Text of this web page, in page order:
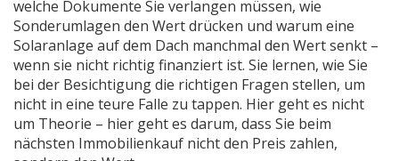
welche Dokumente Sie verlangen müssen, wie
Sonderumlagen den Wert drücken und warum eine
Solaranlage auf dem Dach manchmal den Wert senkt –
wenn sie nicht richtig finanziert ist. Sie lernen, wie Sie
bei der Besichtigung die richtigen Fragen stellen, um
nicht in eine teure Falle zu tappen. Hier geht es nicht
um Theorie – hier geht es darum, dass Sie beim
nächsten Immobilienkauf nicht den Preis zahlen,